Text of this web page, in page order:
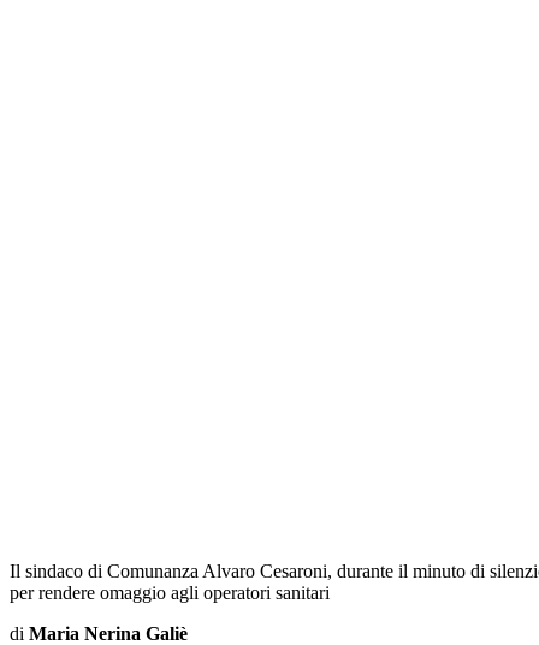
Il sindaco di Comunanza Alvaro Cesaroni, durante il minuto di
per rendere omaggio agli operatori sanitari
di Maria Nerina Galiè